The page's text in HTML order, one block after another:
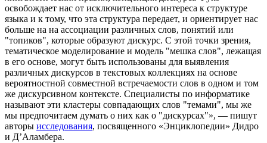
освобождает нас от исключительного интереса к структуре
языка и к тому, что эта структура передает, и ориентирует нас
больше на на ассоциации различных слов, понятий или
"топиков", которые образуют дискурс. С этой точки зрения,
тематическое моделирование и модель "мешка слов", лежащая
в его основе, могут быть использованы для выявления
различных дискурсов в текстовых коллекциях на основе
вероятностной совместной встречаемости слов в одном и том
же дискурсивном контексте. Специалисты по информатике
называют эти кластеры совпадающих слов "темами", мы же
мы предпочитаем думать о них как о "дискурсах"», — пишут
авторы исследования, посвященного «Энциклопедии» Дидро
и Д’Аламбера.